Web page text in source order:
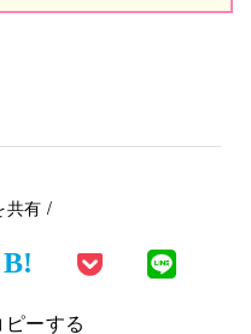
共有 /
B!
ーする